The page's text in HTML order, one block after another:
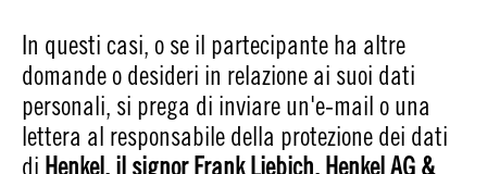
In questi casi, o se il partecipante ha altre
domande o desideri in relazione ai suoi dati
personali, si prega di inviare un'e-mail o una
lettera al responsabile della protezione dei dati
di Henkel, il signor Frank Liebich, Henkel AG &